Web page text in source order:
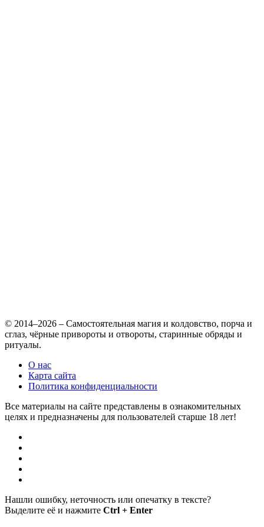
© 2014–2026 – Самостоятельная магия и колдовство, порча и
сглаз, чёрные привороты и отвороты, старинные обряды и
ритуалы.
О нас
Карта сайта
Политика конфиденциальности
Все материалы на сайте представлены в ознакомительных
целях и предназначены для пользователей старше 18 лет!
Нашли ошибку, неточность или опечатку в тексте?
Выделите её и нажмите Ctrl + Enter